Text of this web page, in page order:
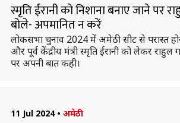
स्मृति ईरानी को निशाना बनाए जाने पर
बोले- अपमानित न करें
लोकसभा चुनाव 2024 में अमेठी सीट से परास्त
और पूर्व केंद्रीय मंत्री स्मृति ईरानी को लेकर राहुल
पर अपनी बात कही।
11 Jul 2024 • अमेठी